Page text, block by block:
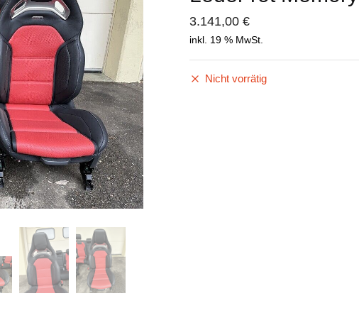
3.141,00€
inkl. 19 % MwSt.
Nicht vorrätig